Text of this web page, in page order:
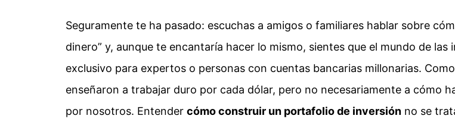
Seguramente te ha pasado: escuchas a amigos o familiares hablar sobre
dinero” y, aunque te encantaría hacer lo mismo, sientes que el mundo de las
exclusivo para expertos o personas con cuentas bancarias millonarias.
enseñaron a trabajar duro por cada dólar, pero no necesariamente a cómo
por nosotros. Entender cómo construir un portafolio de inversión no se